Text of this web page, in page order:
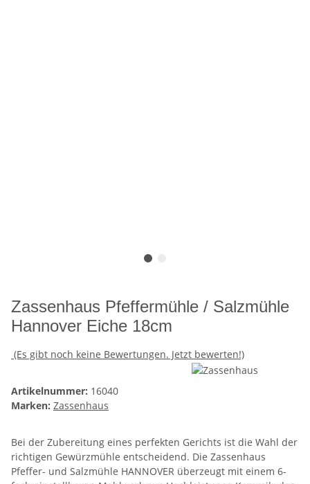
Zassenhaus Pfeffermühle / Salzmühle
Hannover Eiche 18cm
(Es gibt noch keine Bewertungen. Jetzt bewerten!)
Artikelnummer: 16040
Marken: Zassenhaus
Bei der Zubereitung eines perfekten Gerichts ist die Wahl der
richtigen Gewürzmühle entscheidend. Die Zassenhaus
Pfeffer- und Salzmühle HANNOVER überzeugt mit einem 6-